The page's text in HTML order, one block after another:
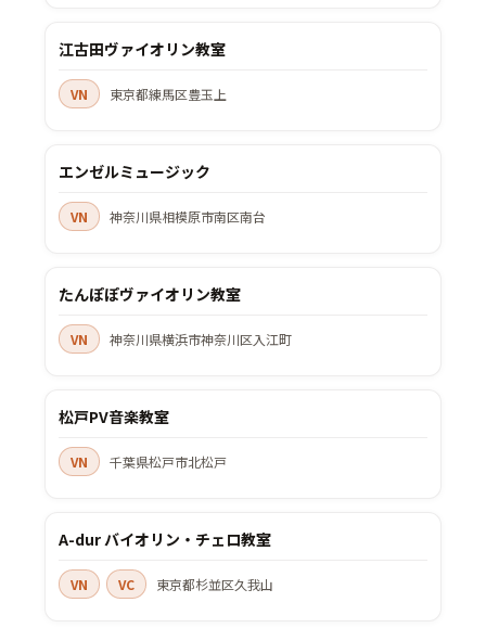
江古田ヴァイオリン教室
VN 東京都練馬区豊玉上
エンゼルミュージック
VN 神奈川県相模原市南区南台
たんぽぽヴァイオリン教室
VN 神奈川県横浜市神奈川区入江町
松戸PV音楽教室
VN 千葉県松戸市北松戸
A-dur バイオリン・チェロ教室
VN VC 東京都杉並区久我山